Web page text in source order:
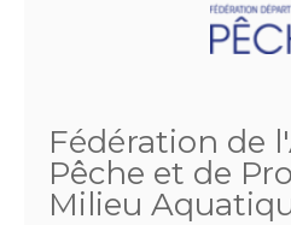
Fédération de
Pêche et de
Milieu